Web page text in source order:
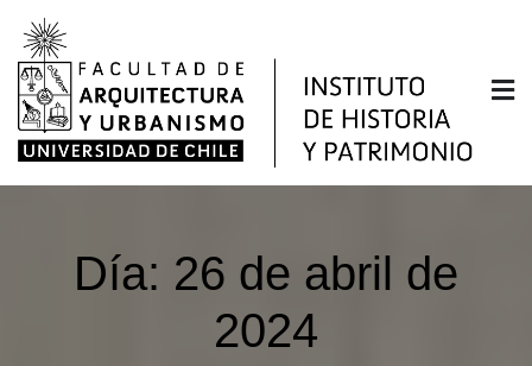
Saltar
contenido
Instituto de Historia y
Patrimonio
Facultad de Arquitectura y Urbanismo de la
Día: 26 de abril de
2024